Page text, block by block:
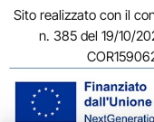
Sito realizzato con il
n. 385 del 19/10/